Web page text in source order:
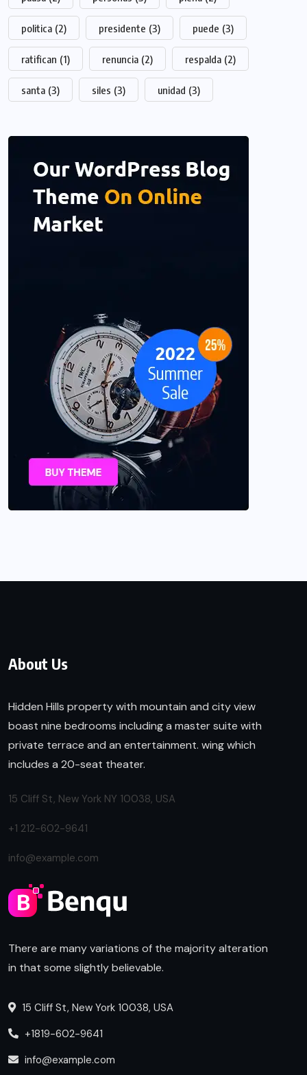
politica (2) presidente (3) puede (3)
ratifican (1) renuncia (2) respalda (2)
santa (3) siles (3) unidad (3)
About Us
Hidden Hills property with mountain and city view
boast nine bedrooms including a master suite with
private terrace and an entertainment. wing which
includes a 20-seat theater.
15 Cliff St, New York NY 10038, USA
+1 212-602-9641
info@example.com
There are many variations of the majority alteration
in that some slightly believable.
15 Cliff St, New York 10038, USA
+1819-602-9641
info@example.com